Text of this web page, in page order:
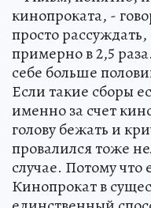
кинопроката, -
просто
примерно в 2,5
себе больше
Если такие сборы
именно за счет
голову бежать и
провалился тоже
случае. Потому что
Кинопрокат в